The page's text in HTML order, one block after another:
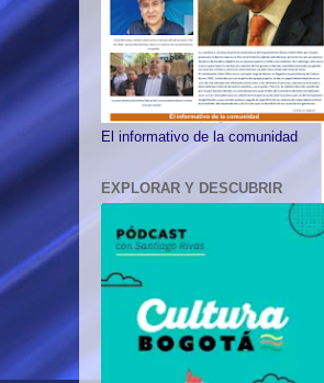
El informativo de la comunidad
EXPLORAR Y DESCUBRIR